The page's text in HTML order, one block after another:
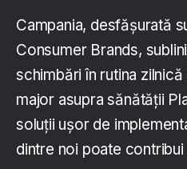
Campania, desfășurată
Consumer Brands,
schimbări în rutina
major asupra sănătății
soluții ușor de
dintre noi poate